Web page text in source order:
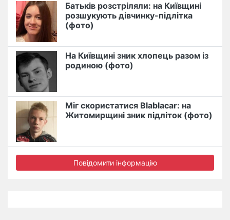
Батьків розстріляли: на Київщині
розшукують дівчинку-підлітка
(фото)
На Київщині зник хлопець разом із
родиною (фото)
Міг скористатися Blablacar: на
Житомирщині зник підліток (фото)
Повідомити інформацію